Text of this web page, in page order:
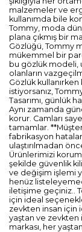
malzemeler ve
kullanımda bile
Tommy, moda
plana çıkmış bir
Gözlüğü, Tommy
mükemmel bir
bu gözlük modeli,
olanların
Gözlük kullanırken
istiyorsanız,
Tasarımı, günlük
Aynı zamanda
korur. Camları
tamamlar.
fabrikasyon
ulaştırılmadan
Ürünlerimizi
şekilde güvenlik
ve değişim işlemi
henüz
iletişime geçiniz..
için ideal
zevkten insan için
yaştan ve zevkten
markası, her